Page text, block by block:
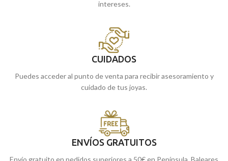
intereses.
CUIDADOS
Puedes acceder al punto de venta para recibir asesoramiento y
cuidado de tus joyas.
ENVÍOS GRATUITOS
Envío gratuito en pedidos superiores a 50€ en Península, Baleares